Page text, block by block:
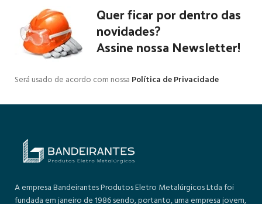
Quer ficar por dentro das
novidades?
Assine nossa Newsletter!
Será usado de acordo com nossa Política de Privacidade
A empresa Bandeirantes Produtos Eletro Metalúrgicos Ltda foi
fundada em janeiro de 1986 sendo, portanto, uma empresa jovem,